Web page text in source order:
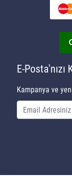
E-Posta'nızı
Kampanya ve